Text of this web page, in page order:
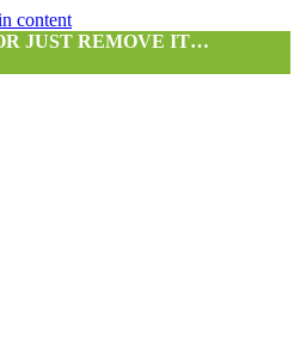
content
JUST REMOVE IT…